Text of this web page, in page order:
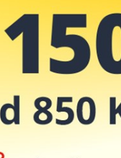
New Adult
Ostatní
Počítače
Poezie
Populárně -